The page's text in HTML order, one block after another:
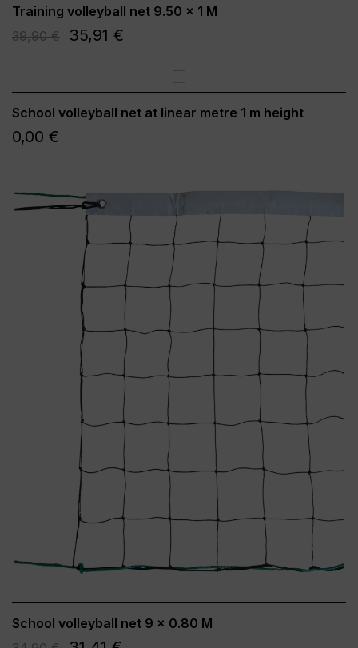
Training volleyball net 9.50 x 1 M
39,90 € 35,91 €
School volleyball net at linear metre 1 m height
0,00 €
School volleyball net 9 x 0.80 M